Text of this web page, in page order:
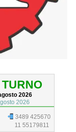
2026
2026
3489 425670
11 55179811